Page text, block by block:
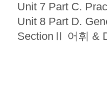
Unit 7 Part C.
Unit 8 Part D.
SectionⅡ 어휘 &